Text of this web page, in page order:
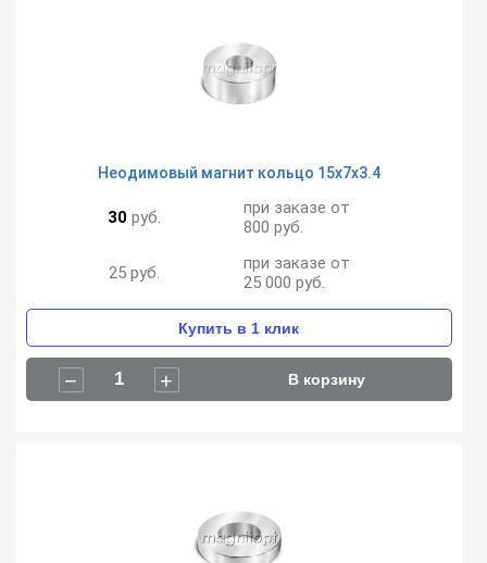
Неодимовый магнит кольцо 15х7х3.4
30 руб.
при заказе от
800 руб.
25 руб.
при заказе от
25 000 руб.